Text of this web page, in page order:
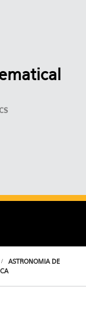
ASTRONOMIA DE